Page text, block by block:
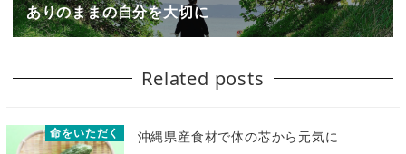
ありのままの自分を大切に
Related posts
命をいただく 沖縄県産食材で体の芯から元気に